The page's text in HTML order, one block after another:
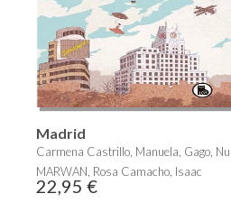
Madrid
Carmena Castrillo, Manuela, Gago,
MARWAN, Rosa Camacho, Isaac
22,95 €